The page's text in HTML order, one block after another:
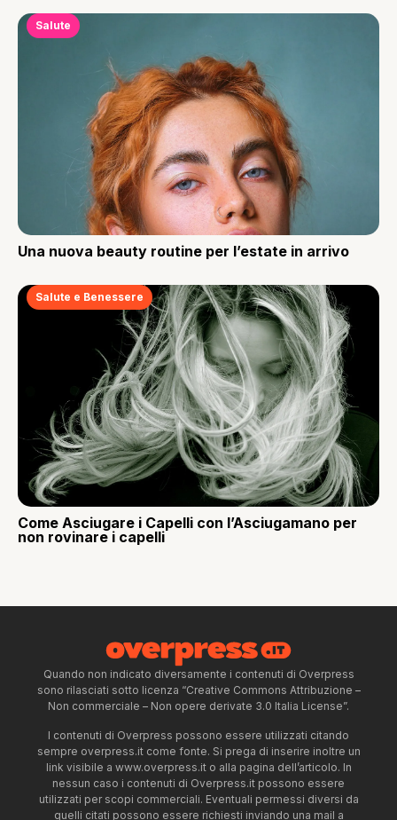
Salute
Una nuova beauty routine per l’estate in arrivo
Salute e Benessere
Come Asciugare i Capelli con l’Asciugamano per
non rovinare i capelli
Quando non indicato diversamente i contenuti di Overpress
sono rilasciati sotto licenza “Creative Commons Attribuzione –
Non commerciale – Non opere derivate 3.0 Italia License”.
I contenuti di Overpress possono essere utilizzati citando
sempre overpress.it come fonte. Si prega di inserire inoltre un
link visibile a www.overpress.it o alla pagina dell’articolo. In
nessun caso i contenuti di Overpress.it possono essere
utilizzati per scopi commerciali. Eventuali permessi diversi da
quelli citati possono essere richiesti inviando una mail a